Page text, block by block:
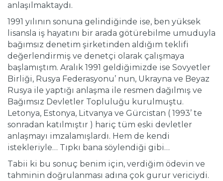
anlaşılmaktaydı.
1991 yılının sonuna gelindiğinde ise, ben yüksek
lisansla iş hayatını bir arada götürebilme umuduyla
bağımsız denetim şirketinden aldığım teklifi
değerlendirmiş ve denetçi olarak çalışmaya
başlamıştım. Aralık 1991 geldiğimizde ise Sovyetler
Birliği, Rusya Federasyonu’ nun, Ukrayna ve Beyaz
Rusya ile yaptığı anlaşma ile resmen dağılmış ve
Bağımsız Devletler Topluluğu kurulmuştu.
Letonya, Estonya, Litvanya ve Gürcistan ( 1993’ te
sonradan katılmıştır ) hariç tüm eski devletler
anlaşmayı imzalamışlardı. Hem de kendi
istekleriyle… Tıpkı bana söylendiği gibi…
Tabii ki bu sonuç benim için, verdiğim ödevin ve
tahminin doğrulanması adına çok gurur vericiydi.